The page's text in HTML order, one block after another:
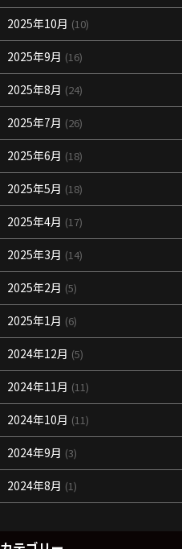
2025年10月 (10)
2025年9月 (16)
2025年8月 (24)
2025年7月 (26)
2025年6月 (18)
2025年5月 (18)
2025年4月 (17)
2025年3月 (14)
2025年2月 (5)
2025年1月 (6)
2024年12月 (5)
2024年11月 (11)
2024年10月 (11)
2024年9月 (3)
2024年8月 (1)